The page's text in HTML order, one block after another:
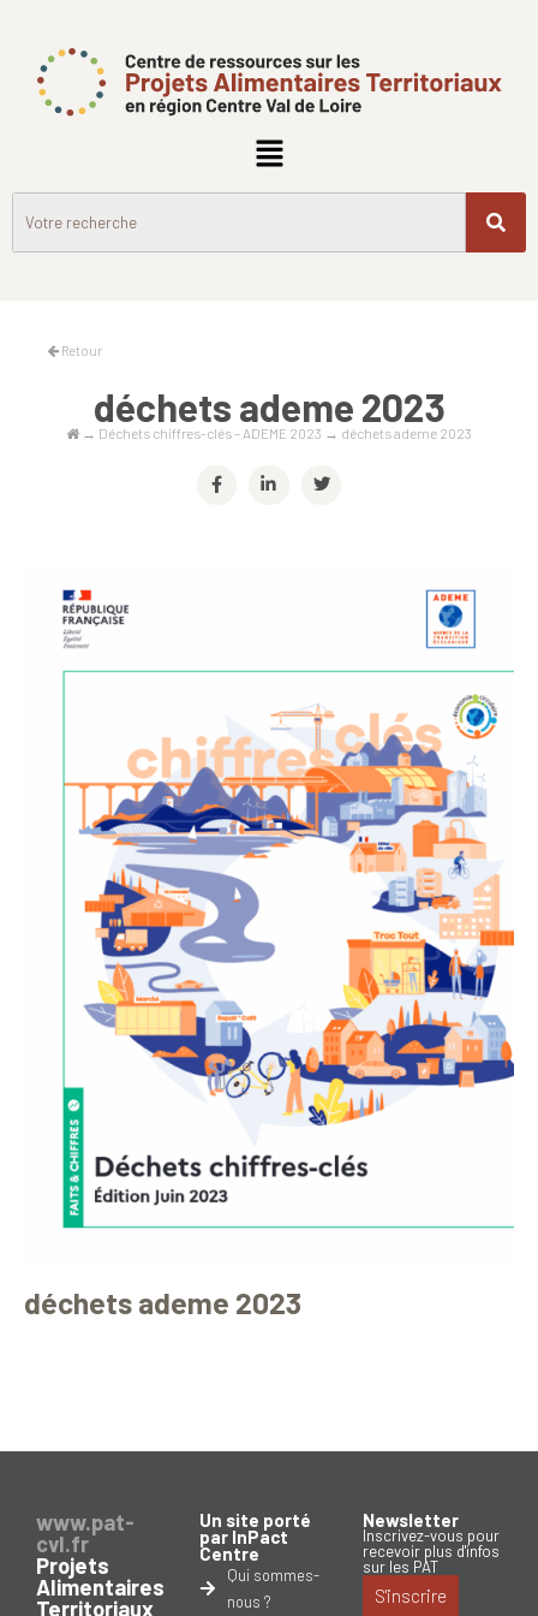
Retour
déchets ademe 2023
→ Déchets chiffres-clés – ADEME 2023 → déchets ademe 2023
déchets ademe 2023
www.pat-
cvl.fr
Projets
Alimentaires
Territoriaux
Un site porté
par InPact
Centre
Qui sommes-
nous ?
Newsletter
Inscrivez-vous pour
recevoir plus d'infos
sur les PAT
S'inscrire